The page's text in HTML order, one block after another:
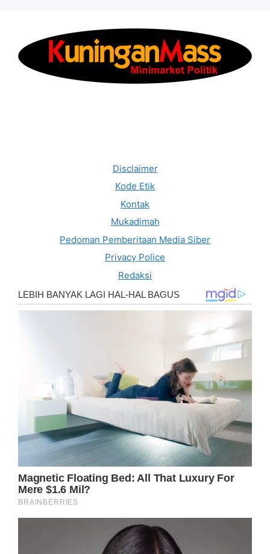
Disclaimer
Kode Etik
Kontak
Mukadimah
Pedoman Pemberitaan Media Siber
Privacy Police
Redaksi